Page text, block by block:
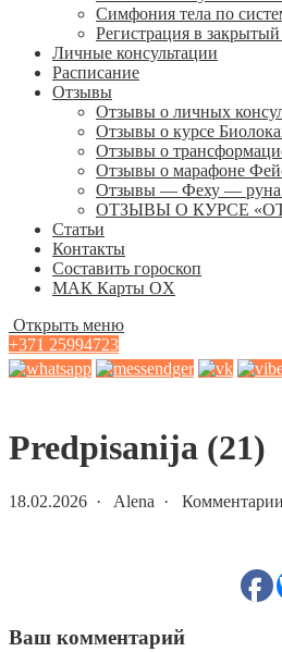
Симфония тела по
Регистрация в
Личные консультации
Расписание
Отзывы
Отзывы о личных
Отзывы о курсе
Отзывы о
Отзывы о марафоне
Отзывы — Феху — руна
ОТЗЫВЫ О КУРСЕ
Статьи
Контакты
Составить гороскоп
МАК Карты OХ
Открыть меню
+371 25994723
Predpisanija (21)
18.02.2026 · Alena ·
Ваш комментарий